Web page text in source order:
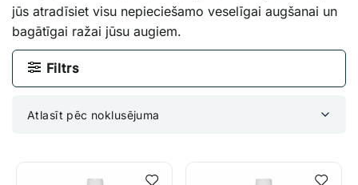
jūs atradīsiet visu nepieciešamo veselīgai augšanai un
bagātīgai ražai jūsu augiem.
Filtrs
Atlasīt pēc noklusējuma